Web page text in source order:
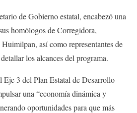
de Gobierno estatal, encabezó una
homólogos de Corregidora,
así como representantes de
los alcances del programa.
Eje 3 del Plan Estatal de Desarrollo
una “economía dinámica y
oportunidades para que más